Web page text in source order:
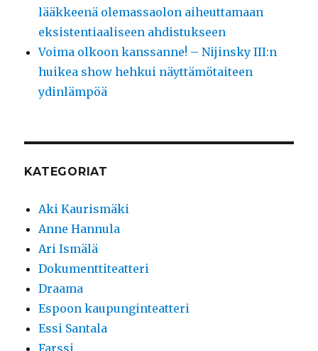
lääkkeenä olemassaolon aiheuttamaan
eksistentiaaliseen ahdistukseen
Voima olkoon kanssanne! – Nijinsky III:n
huikea show hehkui näyttämötaiteen
ydinlämpöä
KATEGORIAT
Aki Kaurismäki
Anne Hannula
Ari Ismälä
Dokumenttiteatteri
Draama
Espoon kaupunginteatteri
Essi Santala
Farssi